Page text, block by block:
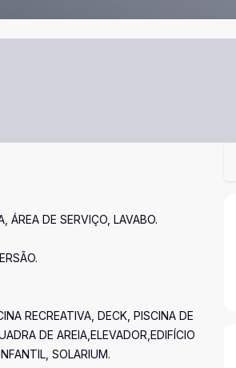
DE SERVIÇO, LAVABO.
RECREATIVA, DECK, PISCINA DE
DE AREIA,ELEVADOR,EDIFÍCIO
SOLARIUM.